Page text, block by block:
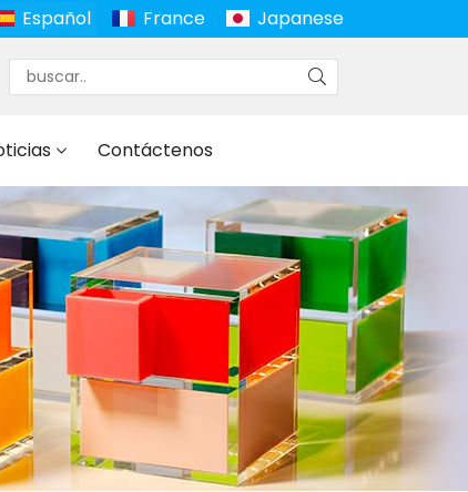
Español France Japanese
Contáctenos